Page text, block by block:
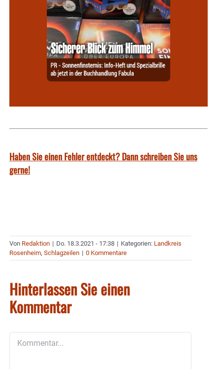
Haben Sie einen Fehler entdeckt? Dann schreiben Sie uns
gerne!
Von Redaktion | Do. 18.3.2021 - 17:38 | Kategorien: Landkreis
Rosenheim, Schlagzeilen | 0 Kommentare
Hinterlassen Sie einen
Kommentar